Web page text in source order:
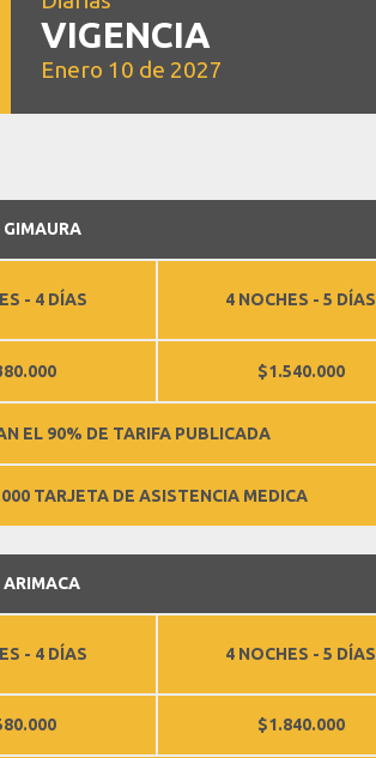
VIGENCIA
Enero 10 de 2027
- 4 DÍAS 4 NOCHES - 5 DÍAS
$1.540.000
EL 90% DE TARIFA PUBLICADA
TARJETA DE ASISTENCIA MEDICA
- 4 DÍAS 4 NOCHES - 5 DÍAS
$1.840.000